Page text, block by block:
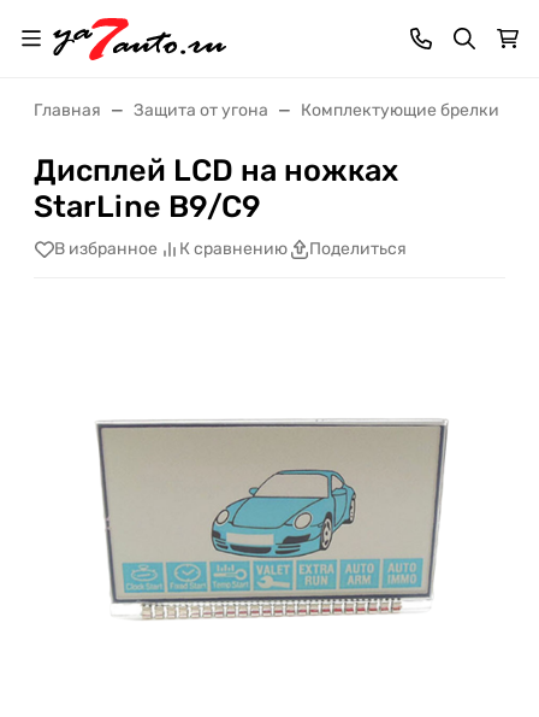
Главная Защита от угона Комплектующие брелки
Дисплей LCD на ножках
StarLine B9/C9
В избранное К сравнению Поделиться